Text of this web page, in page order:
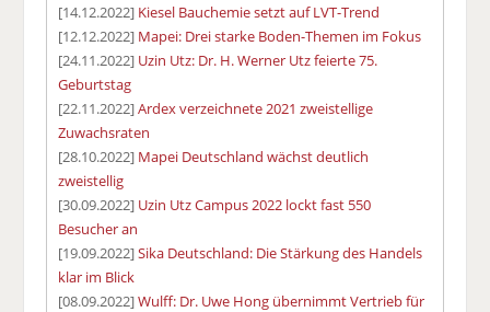
[14.12.2022] Kiesel Bauchemie setzt auf LVT-Trend
[12.12.2022] Mapei: Drei starke Boden-Themen im Fokus
[24.11.2022] Uzin Utz: Dr. H. Werner Utz feierte 75.
Geburtstag
[22.11.2022]Ardex verzeichnete 2021 zweistellige
Zuwachsraten
[28.10.2022] Mapei Deutschland wächst deutlich
zweistellig
[30.09.2022] Uzin Utz Campus 2022 lockt fast 550
Besucher an
[19.09.2022]Sika Deutschland: Die Stärkung des Handels
klar im Blick
[08.09.2022]Wulff: Dr. Uwe Hong übernimmt Vertrieb für